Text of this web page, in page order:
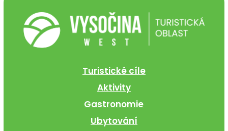
Turistické cíle
Aktivity
Gastronomie
Ubytování